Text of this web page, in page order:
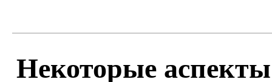
Некоторые аспекты